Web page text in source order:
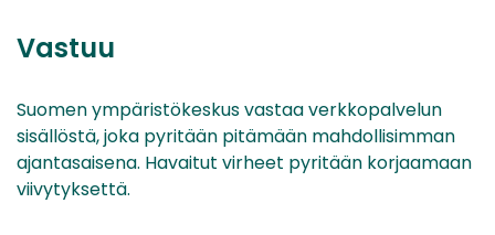
Vastuu
Suomen ympäristökeskus vastaa verkkopalvelun
sisällöstä, joka pyritään pitämään mahdollisimman
ajantasaisena. Havaitut virheet pyritään korjaamaan
viivytyksettä.